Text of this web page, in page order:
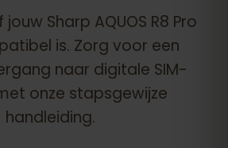
jouw Sharp AQUOS R8 Pro
is. Zorg voor een
naar digitale SIM-
onze stapsgewijze
handleiding.